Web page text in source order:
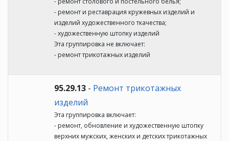
- ремонт и реставрация кружевных изделий и
изделий художественного ткачества;
- художественную штопку изделий
Эта группировка не включает:
- ремонт трикотажных изделий
95.29.13 - Ремонт трикотажных
изделий
Эта группировка включает:
- ремонт, обновление и художественную штопку
верхних мужских, женских и детских трикотажных